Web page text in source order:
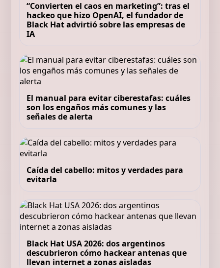
“Convierten el caos en marketing”: tras el
hackeo que hizo OpenAI, el fundador de
Black Hat advirtió sobre las empresas de
IA
El manual para evitar ciberestafas: cuáles
son los engaños más comunes y las
señales de alerta
Caída del cabello: mitos y verdades para
evitarla
Black Hat USA 2026: dos argentinos
descubrieron cómo hackear antenas que
llevan internet a zonas aisladas